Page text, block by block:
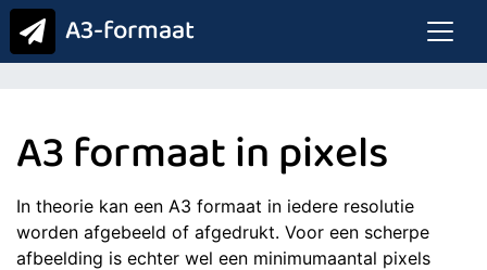
A3-formaat
A3 formaat in pixels
In theorie kan een A3 formaat in iedere resolutie
worden afgebeeld of afgedrukt. Voor een scherpe
afbeelding is echter wel een minimumaantal pixels